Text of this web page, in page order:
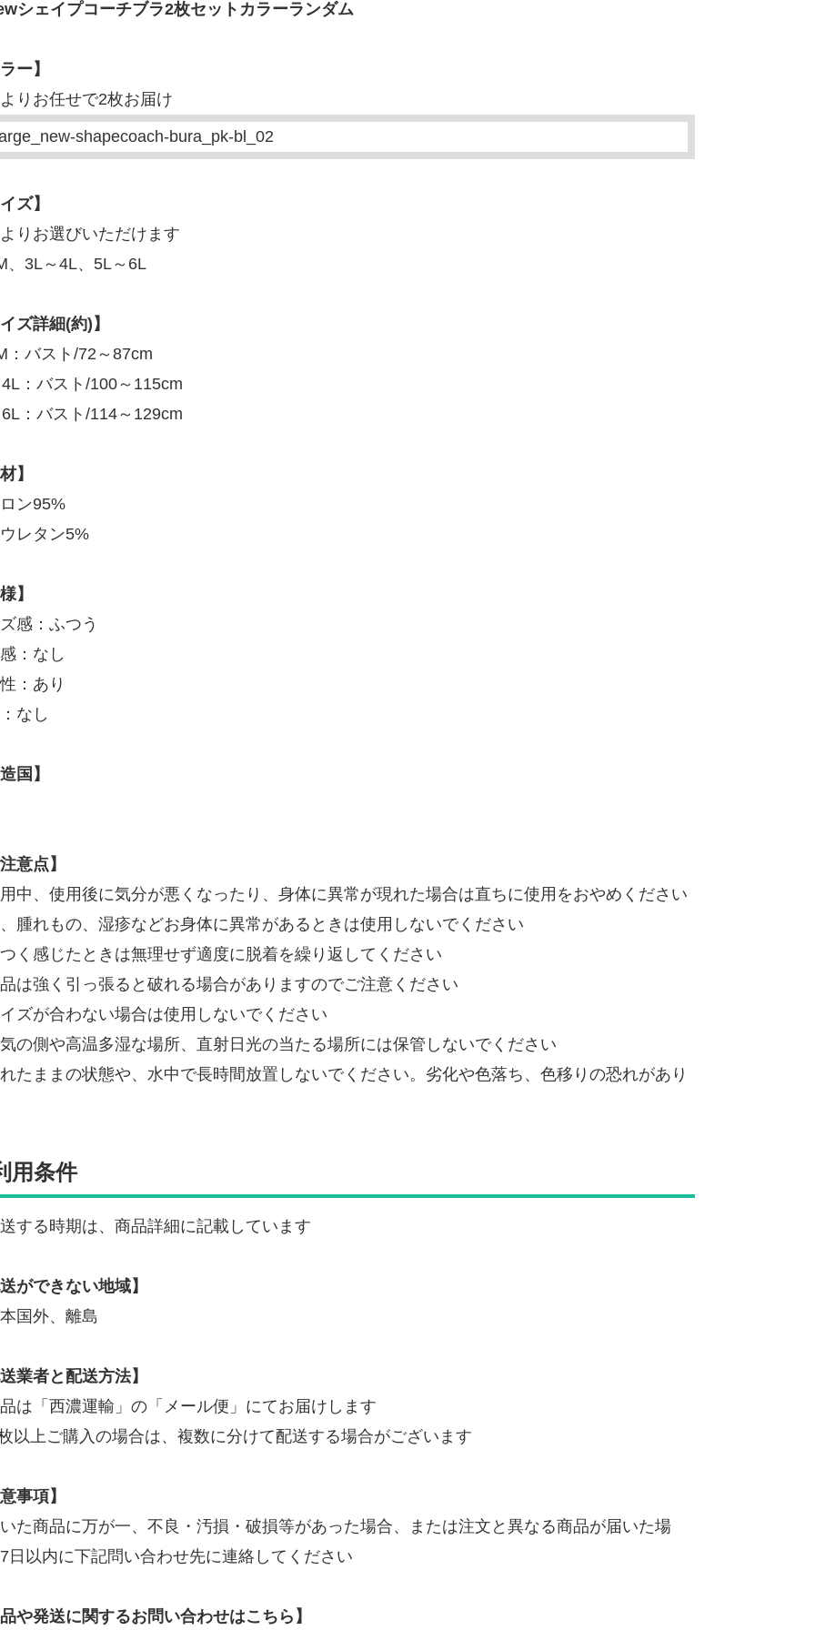
シェイプコーチブラ2枚セットカラーランダム
ー】
りお任せで2枚お届け
ズ】
りお選びいただけます
、3L～4L、5L～6L
ズ詳細(約)】
：バスト/72～87cm
：バスト/100～115cm
：バスト/114～129cm
】
ン95%
レタン5%
】
感：ふつう
：なし
：あり
なし
国】
意点】
中、使用後に気分が悪くなったり、身体に異常が現れた場合は直ちに使用をおやめください
腫れもの、湿疹などお身体に異常があるときは使用しないでください
く感じたときは無理せず適度に脱着を繰り返してください
は強く引っ張ると破れる場合がありますのでご注意ください
ズが合わない場合は使用しないでください
の側や高温多湿な場所、直射日光の当たる場所には保管しないでください
たままの状態や、水中で長時間放置しないでください。劣化や色落ち、色移りの恐れがあり
用条件
する時期は、商品詳細に記載しています
ができない地域】
国外、離島
業者と配送方法】
は「西濃運輸」の「メール便」にてお届けします
以上ご購入の場合は、複数に分けて配送する場合がございます
事項】
た商品に万が一、不良・汚損・破損等があった場合、または注文と異なる商品が届いた場
日以内に下記問い合わせ先に連絡してください
や発送に関するお問い合わせはこちら】